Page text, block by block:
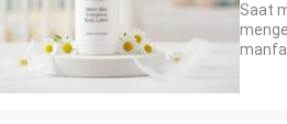
Saat